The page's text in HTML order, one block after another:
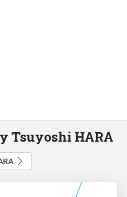
Tsuyoshi HARA